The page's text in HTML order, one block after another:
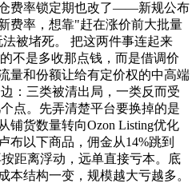
费率锁定期也改了——新规公布
费率，想靠"赶在涨价前大批量
被堵死。 把这两件事连起来
不是多收那点钱，而是借调价
量和份额让给有定价权的中高端
：三类被清出局，一类反而受
点。先弄清楚平台要换掉的是
铺货数量转向Ozon Listing优化
布以下商品，佣金从14%跳到
距离浮动，远单直接亏本。底
本结构一变，规模越大亏越多。